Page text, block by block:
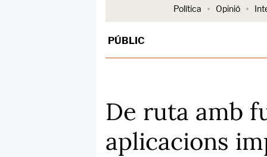
Política Opinió
PÚBLIC
De ruta amb
aplicacions